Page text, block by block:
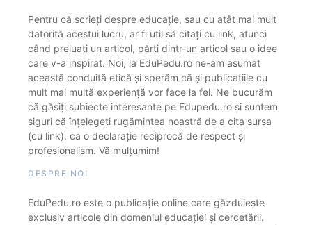
Pentru că scrieți despre educație, sau cu atât mai mult
datorită acestui lucru, ar fi util să citați cu link, atunci
când preluați un articol, părți dintr-un articol sau o idee
care v-a inspirat. Noi, la EduPedu.ro ne-am asumat
această conduită etică și sperăm că și publicațiile cu
mult mai multă experiență vor face la fel. Ne bucurăm
că găsiți subiecte interesante pe Edupedu.ro și suntem
siguri că înțelegeți rugămintea noastră de a cita sursa
(cu link), ca o declarație reciprocă de respect și
profesionalism. Vă mulțumim!
DESPRE NOI
EduPedu.ro este o publicație online care găzduiește
exclusiv articole din domeniul educației și cercetării.